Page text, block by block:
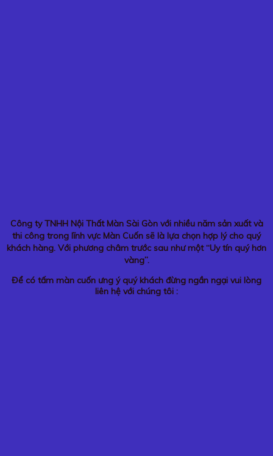
Công ty TNHH Nội Thất Màn Sài Gòn với nhiều năm sản xuất và
thi công trong lĩnh vực Màn Cuốn sẽ là lựa chọn hợp lý cho quý
khách hàng. Với phương châm trước sau như một “Uy tín quý hơn
vàng”.
Để có tấm màn cuốn ưng ý quý khách đừng ngần ngại vui lòng
liên hệ với chúng tôi :